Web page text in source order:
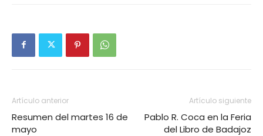
Artículo anterior
Resumen del martes 16 de
mayo
Artículo siguiente
Pablo R. Coca en la Feria
del Libro de Badajoz